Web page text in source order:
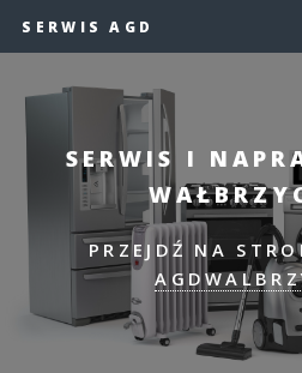
SERWIS AGD
SERWIS I
PRZEJDŹ NA